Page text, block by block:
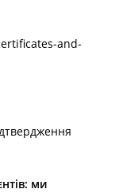
and-
ми